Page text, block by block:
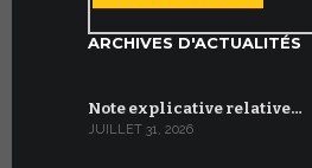
ARCHIVES D'ACTUALITÉS
Note explicative relative…
JUILLET 31, 2026